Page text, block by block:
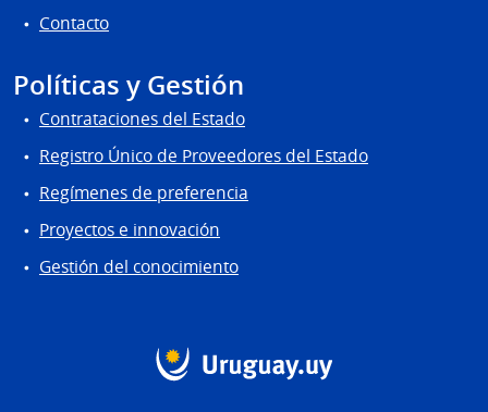
Contacto
Políticas y Gestión
Contrataciones del Estado
Registro Único de Proveedores del Estado
Regímenes de preferencia
Proyectos e innovación
Gestión del conocimiento